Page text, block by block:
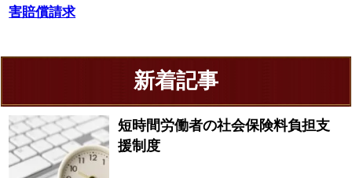
害賠償請求
新着記事
短時間労働者の社会保険料負担支
援制度